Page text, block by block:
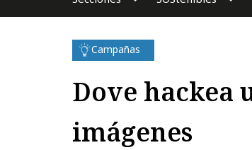
Campañas
Dove hackea
imágenes